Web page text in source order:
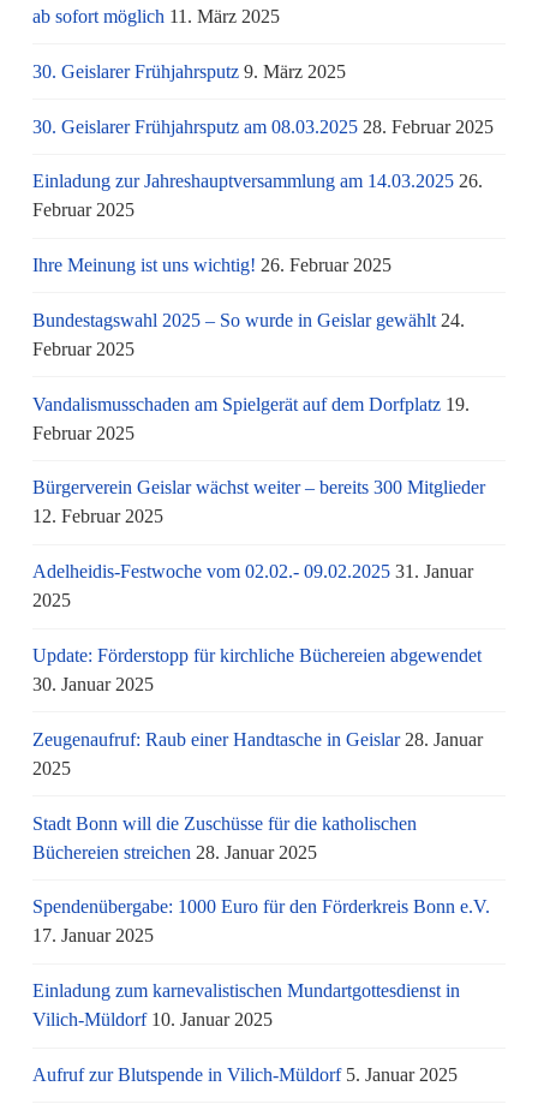
ab sofort möglich 11. März 2025
30. Geislarer Frühjahrsputz 9. März 2025
30. Geislarer Frühjahrsputz am 08.03.2025 28. Februar 2025
Einladung zur Jahreshauptversammlung am 14.03.2025 26.
Februar 2025
Ihre Meinung ist uns wichtig! 26. Februar 2025
Bundestagswahl 2025 – So wurde in Geislar gewählt 24.
Februar 2025
Vandalismusschaden am Spielgerät auf dem Dorfplatz 19.
Februar 2025
Bürgerverein Geislar wächst weiter – bereits 300 Mitglieder
12. Februar 2025
Adelheidis-Festwoche vom 02.02.- 09.02.2025 31. Januar
2025
Update: Förderstopp für kirchliche Büchereien abgewendet
30. Januar 2025
Zeugenaufruf: Raub einer Handtasche in Geislar 28. Januar
2025
Stadt Bonn will die Zuschüsse für die katholischen
Büchereien streichen 28. Januar 2025
Spendenübergabe: 1000 Euro für den Förderkreis Bonn e.V.
17. Januar 2025
Einladung zum karnevalistischen Mundartgottesdienst in
Vilich-Müldorf 10. Januar 2025
Aufruf zur Blutspende in Vilich-Müldorf 5. Januar 2025